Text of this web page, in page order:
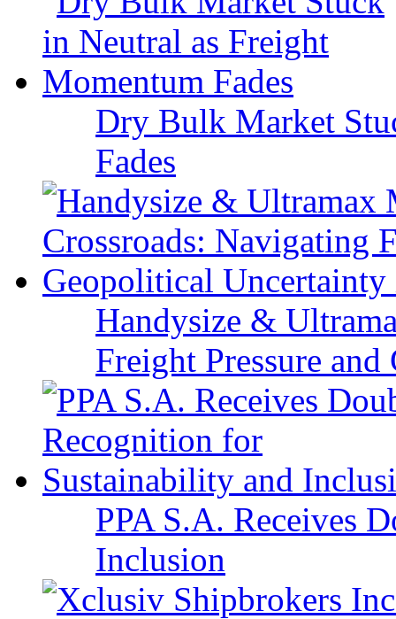
Dry Bulk Market
Fades
Handysize &
Freight Pressure
PPA S.A. Receives
Inclusion